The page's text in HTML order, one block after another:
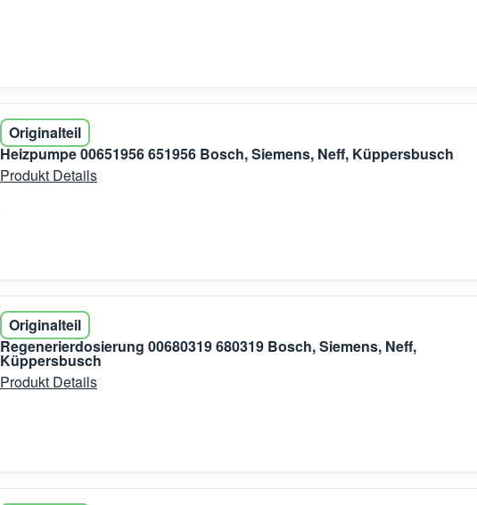
Originalteil
Heizpumpe 00651956 651956 Bosch, Siemens, Neff, Küppersbusch
Produkt Details
Originalteil
Regenerierdosierung 00680319 680319 Bosch, Siemens, Neff,
Küppersbusch
Produkt Details